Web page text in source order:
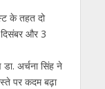
के तहत दो
दिसंबर और 3
डा. अर्चना सिंह ने
पर कदम बढ़ा